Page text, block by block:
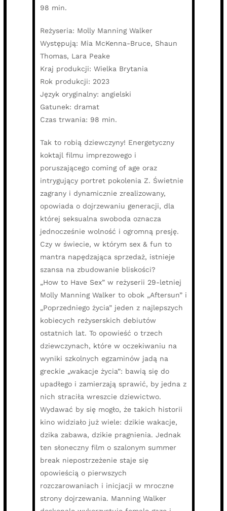
98 min.
Reżyseria: Molly Manning Walker
Występują: Mia McKenna-Bruce, Shaun
Thomas, Lara Peake
Kraj produkcji: Wielka Brytania
Rok produkcji: 2023
Język oryginalny: angielski
Gatunek: dramat
Czas trwania: 98 min.
Tak to robią dziewczyny! Energetyczny
koktajl filmu imprezowego i
poruszającego coming of age oraz
intrygujący portret pokolenia Z. Świetnie
zagrany i dynamicznie zrealizowany,
opowiada o dojrzewaniu generacji, dla
której seksualna swoboda oznacza
jednocześnie wolność i ogromną presję.
Czy w świecie, w którym sex & fun to
mantra napędzająca sprzedaż, istnieje
szansa na zbudowanie bliskości?
„How to Have Sex” w reżyserii 29-letniej
Molly Manning Walker to obok „Aftersun” i
„Poprzedniego życia” jeden z najlepszych
kobiecych reżyserskich debiutów
ostatnich lat. To opowieść o trzech
dziewczynach, które w oczekiwaniu na
wyniki szkolnych egzaminów jadą na
greckie „wakacje życia”: bawią się do
upadłego i zamierzają sprawić, by jedna z
nich straciła wreszcie dziewictwo.
Wydawać by się mogło, że takich historii
kino widziało już wiele: dzikie wakacje,
dzika zabawa, dzikie pragnienia. Jednak
ten słoneczny film o szalonym summer
break niepostrzeżenie staje się
opowieścią o pierwszych
rozczarowaniach i inicjacji w mroczne
strony dojrzewania. Manning Walker